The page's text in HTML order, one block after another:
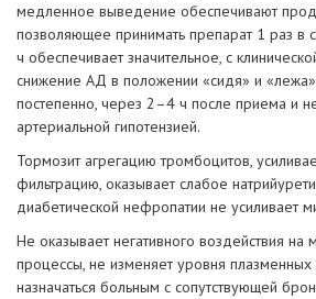
медленное выведение обеспечивают
позволяющее принимать препарат 1 раз в
ч обеспечивает значительное, с
снижение АД в положении «сидя» и
постепенно, через 2–4 ч после приема и
артериальной гипотензией.
Тормозит агрегацию тромбоцитов,
фильтрацию, оказывает слабое
диабетической нефропатии не усиливает
Не оказывает негативного воздействия на
процессы, не изменяет уровня
назначаться больным с сопутствующей